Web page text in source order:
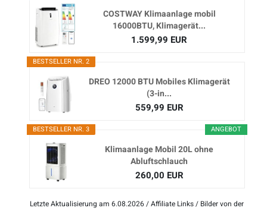
COSTWAY Klimaanlage mobil
16000BTU, Klimagerät...
1.599,99 EUR
BESTSELLER NR. 2
DREO 12000 BTU Mobiles Klimagerät
(3-in...
559,99 EUR
ANGEBOT
BESTSELLER NR. 3
Klimaanlage Mobil 20L ohne
Abluftschlauch
260,00 EUR
Letzte Aktualisierung am 6.08.2026 / Affiliate Links / Bilder von der